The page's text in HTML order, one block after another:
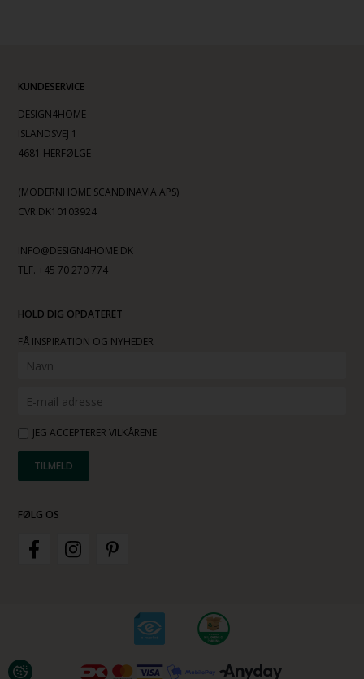
KUNDESERVICE
DESIGN4HOME
ISLANDSVEJ 1
4681 HERFØLGE
(MODERNHOME SCANDINAVIA APS)
CVR:DK10103924
INFO@DESIGN4HOME.DK
TLF. +45 70 270 774
HOLD DIG OPDATERET
FÅ INSPIRATION OG NYHEDER
JEG ACCEPTERER VILKÅRENE
FØLG OS